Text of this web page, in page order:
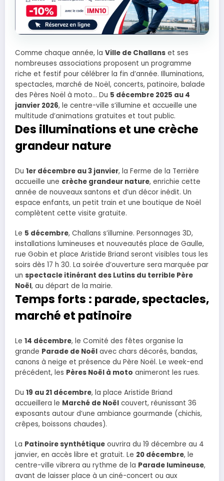
Comme chaque année, la Ville de Challans et ses
nombreuses associations proposent un programme
riche et festif pour célébrer la fin d’année. Illuminations,
spectacles, marché de Noël, concerts, patinoire, balade
des Pères Noël à moto… Du 5 décembre 2025 au 4
janvier 2026, le centre-ville s’illumine et accueille une
multitude d’animations gratuites et tout public.
Des illuminations et une crèche
grandeur nature
Du 1er décembre au 3 janvier, la Ferme de la Terrière
accueille une crèche grandeur nature, enrichie cette
année de nouveaux santons et d’un décor inédit. Un
espace enfants, un petit train et une boutique de Noël
complètent cette visite gratuite.
Le 5 décembre, Challans s’illumine. Personnages 3D,
installations lumineuses et nouveautés place de Gaulle,
rue Gobin et place Aristide Briand seront visibles tous les
soirs dès 17 h 30. La soirée d’ouverture sera marquée par
un spectacle itinérant des Lutins du terrible Père
Noël, au départ de la mairie.
Temps forts : parade, spectacles,
marché et patinoire
Le 14 décembre, le Comité des fêtes organise la
grande Parade de Noël avec chars décorés, bandas,
canons à neige et présence du Père Noël. Le week-end
précédent, les Pères Noël à moto animeront les rues.
Du 19 au 21 décembre, la place Aristide Briand
accueillera le Marché de Noël couvert, réunissant 36
exposants autour d’une ambiance gourmande (chichis,
crêpes, boissons chaudes).
La Patinoire synthétique ouvrira du 19 décembre au 4
janvier, en accès libre et gratuit. Le 20 décembre, le
centre-ville vibrera au rythme de la Parade lumineuse,
avant de laisser place à un ciné-concert ou aux